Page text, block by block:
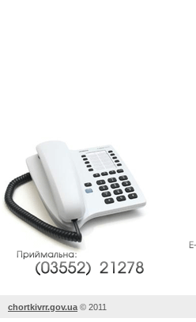
chortkivrr.gov.ua © 2011